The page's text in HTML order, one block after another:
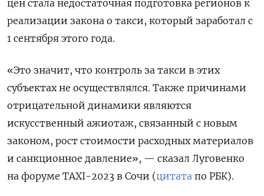
цен стала недостаточная подготовка регионов к
реализации закона о такси, который заработал с
1 сентября этого года.
«Это значит, что контроль за такси в этих
субъектах не осуществлялся. Также причинами
отрицательной динамики являются
искусственный ажиотаж, связанный с новым
законом, рост стоимости расходных материалов
и санкционное давление», — сказал Луговенко
на форуме TAXI-2023 в Сочи (цитата по РБК).